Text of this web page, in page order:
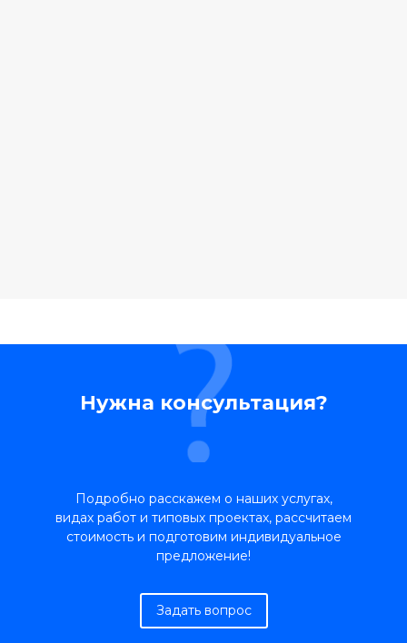
Нужна консультация?
Подробно расскажем о наших услугах,
видах работ и типовых проектах, рассчитаем
стоимость и подготовим индивидуальное
предложение!
Задать вопрос